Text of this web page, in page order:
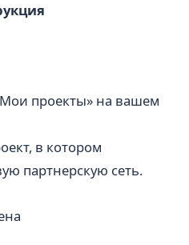
проекты» на вашем
в котором
партнерскую сеть.